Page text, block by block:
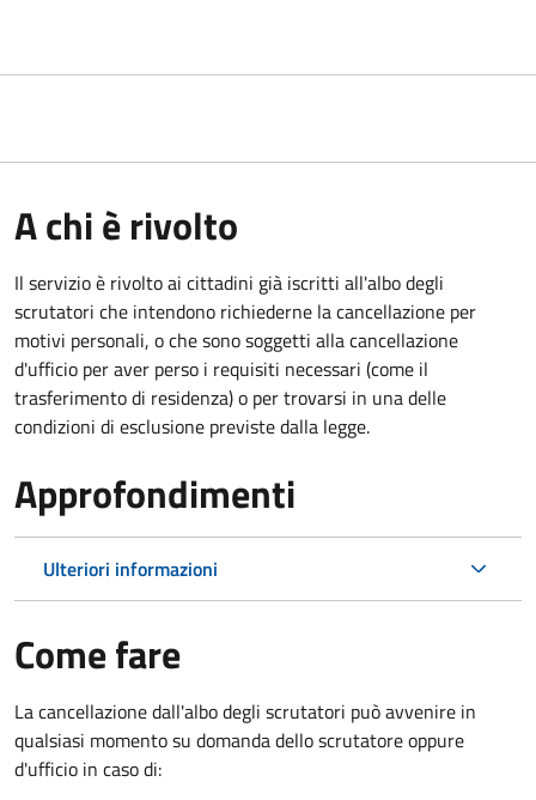
A chi è rivolto
Il servizio è rivolto ai cittadini già iscritti all'albo degli
scrutatori che intendono richiederne la cancellazione per
motivi personali, o che sono soggetti alla cancellazione
d'ufficio per aver perso i requisiti necessari (come il
trasferimento di residenza) o per trovarsi in una delle
condizioni di esclusione previste dalla legge.
Approfondimenti
Ulteriori informazioni
Come fare
La cancellazione dall'albo degli scrutatori può avvenire in
qualsiasi momento su domanda dello scrutatore oppure
d'ufficio in caso di: